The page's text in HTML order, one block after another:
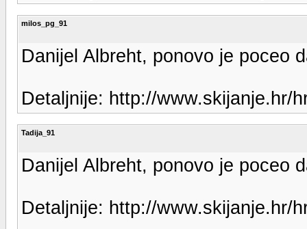
milos_pg_91
Danijel Albreht, ponovo je poceo
Detaljnije: http://www.skijanje.hr/
Tadija_91
Danijel Albreht, ponovo je poceo
Detaljnije: http://www.skijanje.hr/